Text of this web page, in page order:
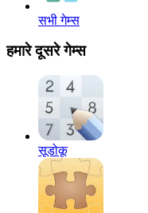
सभी गेम्स
हमारे दूसरे गेम्स
सूडोकू